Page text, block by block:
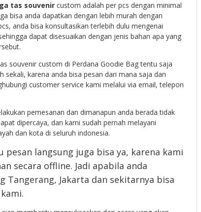
tas souvenircustom adalah per pcs dengan minimal
bisa anda dapatkan dengan lebih murah dengan
anda bisa konsultasikan terlebih dulu mengenai
dapat disesuaikan dengan jenis bahan apa yang
souvenir custom di Perdana Goodie Bag tentu saja
sekali, karena anda bisa pesan dari mana saja dan
customer service kami melalui via email, telepon
pemesanan dan dimanapun anda berada tidak
dipercaya, dan kami sudah pernah melayani
dan kota di seluruh indonesia.
pesan langsung juga bisa ya, karena kami
secara offline. Jadi apabila anda
Tangerang, Jakarta dan sekitarnya bisa